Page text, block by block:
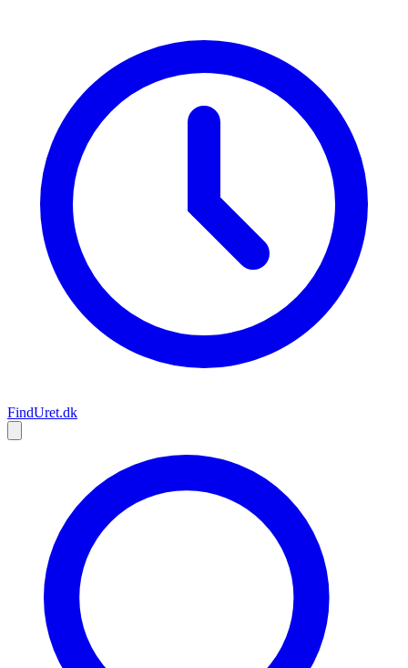
FindUret.dk